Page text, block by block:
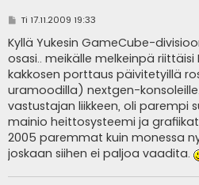
V
e
s
t
i
Ti 17.11.2009 19:33
Kyllä Yukesin GameCube-
osasi.. meikälle melkeinpä riittäisi
kakkosen porttaus päivitetyillä
uramoodilla) nextgen-
vastustajan liikkeen, oli parempi
mainio heittosysteemi ja
2005 paremmat kuin monessa
joskaan siihen ei paljoa vaadita.